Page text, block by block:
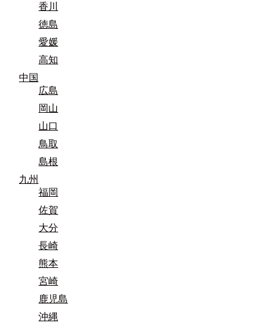
香川
徳島
愛媛
高知
中国
広島
岡山
山口
鳥取
島根
九州
福岡
佐賀
大分
長崎
熊本
宮崎
鹿児島
沖縄